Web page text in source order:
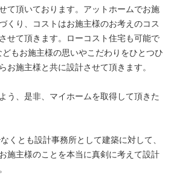
て頂いております。アットホームでお施
くり、コストはお施主様のお考えのコス
せて頂きます。ローコスト住宅も可能で
もお施主様の思いやこだわりをひとつひ
お施主様と共に設計させて頂きます。
う、是非、マイホームを取得して頂きた
くとも設計事務所として建築に対して、
施主様のことを本当に真剣に考えて設計